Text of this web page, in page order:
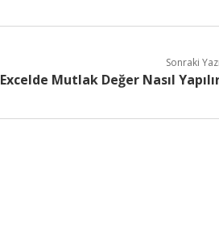
Sonraki Yazı
Excelde Mutlak Değer Nasıl